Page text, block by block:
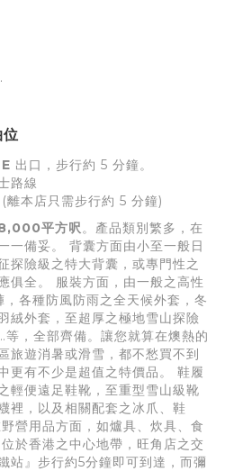
出口，步行約 5 分鐘。
路線
本店只需步行約 5 分鐘)
平方呎。產品類別繁多，在
一備妥。 背囊方面由小至一般日
探險級之特大背囊，或專門性之
俱全。 服裝方面，由一般之高性
各種防風防雨之全天候外套，冬
絨外套，至超厚之極地雪山探險
，全部齊備。讓您就算在燠熱的
旅遊消暑或滑雪，都不愁買不到
更有不少是超值之特價品。 鞋履
輕便遠足鞋靴，至重型雪山級靴
裡，以及相關配套之冰爪、鞋
營用品方面，如爐具、炊具、食
於香港之中心地帶，旺角店之交
站』步行約5分鐘即可到達，而彌